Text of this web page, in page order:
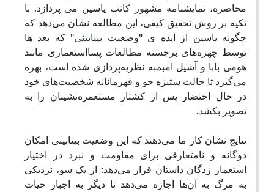
محاصره، نمایشنامه مشهور کاتب یاسین می پردازد. با
تکیه بر روش تحقیق کیفی، این مطالعه نشان می‌دهد که
چگونه یاسین از ایده ی "وضعیت بینابینی" که بعد ها
توسط چهره‌های برجسته مطالعات پسااستعماری مانند
هومی بابا و آشیل امبمبه نظریه‌پردازی شده است، بهره
می‌گیرد تا حالت ستیزه جو و قهرمانانه شخصیت‌های خود
در حال احتضار پس از کشتار مستعمره‌نشینان را به
تصویر بکشد.
نتایج نشان کار ما می‌دهند که این وضعیت بینابینی امکان
دوگانه‌ و نامتعارفی برای مقاومت و نبرد در اختیار
استعمار زدگان داستان قرار می‌دهد: از یک سو، نزدیکی
به مرگ به آن‌ها اجازه می‌دهد تا دیگر به اجبار حیات